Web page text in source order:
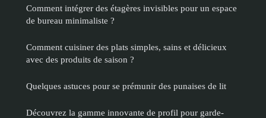
Comment intégrer des étagères invisibles pour un espace
de bureau minimaliste ?
Comment cuisiner des plats simples, sains et délicieux
avec des produits de saison ?
Quelques astuces pour se prémunir des punaises de lit
Découvrez la gamme innovante de profil pour garde-